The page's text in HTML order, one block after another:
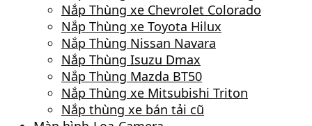
Nắp Thùng xe Chevrolet Colorado
Nắp Thùng xe Toyota Hilux
Nắp Thùng Nissan Navara
Nắp Thùng Isuzu Dmax
Nắp Thùng Mazda BT50
Nắp Thùng xe Mitsubishi Triton
Nắp thùng xe bán tải cũ